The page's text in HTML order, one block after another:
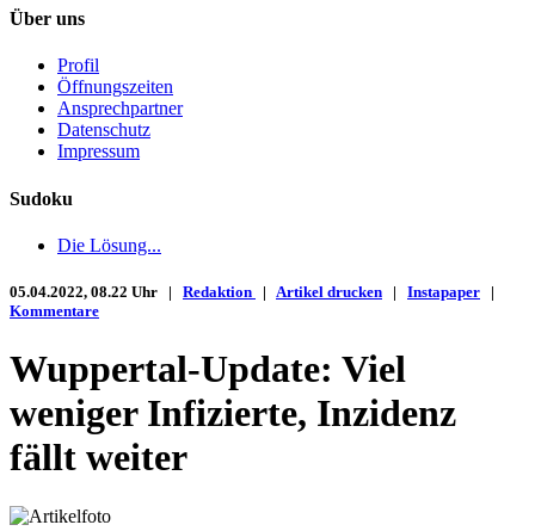
Über uns
Profil
Öffnungszeiten
Ansprechpartner
Datenschutz
Impressum
Sudoku
Die Lösung...
05.04.2022, 08.22 Uhr | Redaktion | Artikel drucken | Instapaper |
Kommentare
Wuppertal-Update: Viel
weniger Infizierte, Inzidenz
fällt weiter